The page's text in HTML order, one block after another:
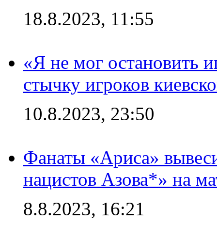
18.8.2023, 11:55
«Я не мог остановить
стычку игроков
10.8.2023, 23:50
Фанаты «Ариса»
нацистов Азова*» на
8.8.2023, 16:21